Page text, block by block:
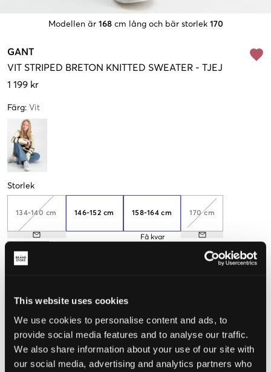
This website uses cookies
We use cookies to personalise content and ads, to
provide social media features and to analyse our traffic.
We also share information about your use of our site with
our social media, advertising and analytics partners who
Modellen är 168 cm lång och bär storlek 170
GANT
VIT STRIPED BRETON KNITTED SWEATER - TJEJ
1 199 kr
Färg: Vit
Storlek
134-140 cm 146-152 cm 158-164 cm
Få kvar
170 cm
176 cm
Liten Perfekt
STORLEKSGUIDE